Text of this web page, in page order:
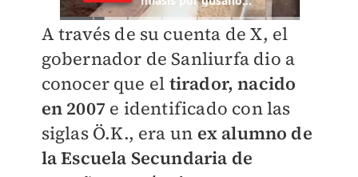
A través de su cuenta de X, el
gobernador de Sanliurfa dio a
conocer que el tirador, nacido
en 2007 e identificado con las
siglas Ö.K., era un ex alumno de
la Escuela Secundaria de